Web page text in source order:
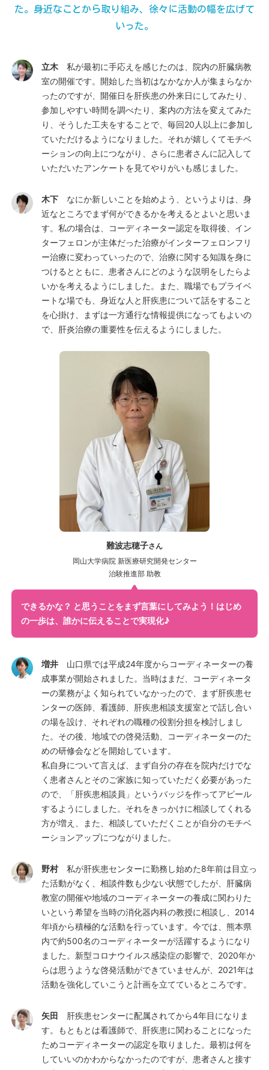
た。 身近なことから取り組み、徐々に活動の幅を広げて
いった。
立木 私が最初に手応えを感じたのは、院内の肝臓病教
室の開催です。開始した当初はなかなか人が集まらなか
ったのですが、開催日を肝疾患の外来日にしてみたり、
参加しやすい時間を調べたり、案内の方法を変えてみた
り、そうした工夫をすることで、毎回20人以上に参加し
ていただけるようになりました。それが嬉しくてモチベ
ーションの向上につながり、さらに患者さんに記入して
いただいたアンケートを見てやりがいも感じました。
木下 なにか新しいことを始めよう、というよりは、身
近なところでまず何ができるかを考えるとよいと思いま
す。私の場合は、コーディネーター認定を取得後、イン
ターフェロンが主体だった治療がインターフェロンフリ
ー治療に変わっていったので、治療に関する知識を身に
つけるとともに、患者さんにどのような説明をしたらよ
いかを考えるようにしました。また、職場でもプライベ
ートな場でも、身近な人と肝疾患について話をすること
を心掛け、まずは一方通行な情報提供になってもよいの
で、肝炎治療の重要性を伝えるようにしました。
難波志穂子さん
岡山大学病院 新医療研究開発センター
治験推進部 助教
できるかな？ と思うことをまず言葉にしてみよう！ はじめ
の一歩は、誰かに伝えることで実現化♪
増井 山口県では平成24年度からコーディネーターの養
成事業が開始されました。当時はまだ、コーディネータ
ーの業務がよく知られていなかったので、まず肝疾患セ
ンターの医師、看護師、肝疾患相談支援室とで話し合い
の場を設け、それぞれの職種の役割分担を検討しまし
た。その後、地域での啓発活動、コーディネーターのた
めの研修会などを開始しています。
私自身について言えば、まず自分の存在を院内だけでな
く患者さんとそのご家族に知っていただく必要があった
ので、「肝疾患相談員」というバッジを作ってアピール
するようにしました。それをきっかけに相談してくれる
方が増え、また、相談していただくことが自分のモチベ
ーションアップにつながりました。
野村私が肝疾患センターに勤務し始めた8年前は目立っ
た活動がなく、相談件数も少ない状態でしたが、肝臓病
教室の開催や地域のコーディネーターの養成に関わりた
いという希望を当時の消化器内科の教授に相談し、2014
年頃から積極的な活動を行っています。今では、熊本県
内で約500名のコーディネーターが活躍するようになり
ました。新型コロナウイルス感染症の影響で、2020年か
らは思うような啓発活動ができていませんが、2021年は
活動を強化していこうと計画を立てているところです。
矢田 肝疾患センターに配属されてから4年目になりま
す。もともとは看護師で、肝疾患に関わることになった
ためコーディネーターの認定を取りました。最初は何を
していいのかわからなかったのですが、患者さんと接す